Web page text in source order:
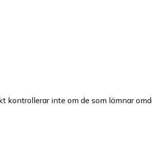
kontrollerar inte om de som lämnar